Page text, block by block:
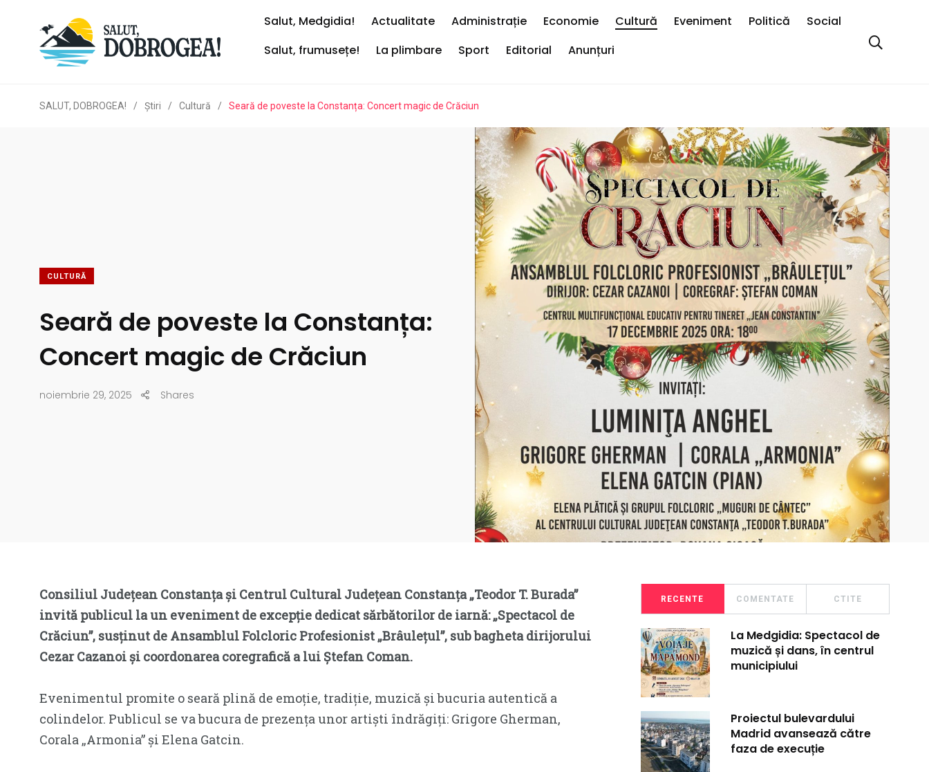
Salut, Medgidia! Actualitate Administrație Economie Cultură Eveniment Politică
Social
Salut, frumusețe!
La plimbare Sport Editorial Anunțuri
SALUT, DOBROGEA! / Ştiri / Cultură / Seară de poveste la Constanța: Concert magic de Crăciun
CULTURĂ
Seară de poveste la Constanța:
Concert magic de Crăciun
noiembrie 29, 2025 Shares
Consiliul Județean Constanța și Centrul Cultural Județean Constanța „Teodor T. Burada”
invită publicul la un eveniment de excepție dedicat sărbătorilor de iarnă: „Spectacol de
Crăciun”, susținut de Ansamblul Folcloric Profesionist „Brâulețul”, sub bagheta dirijorului
Cezar Cazanoi și coordonarea coregrafică a lui Ștefan Coman.
Evenimentul promite o seară plină de emoție, tradiție, muzică și bucuria autentică a
colindelor. Publicul se va bucura de prezența unor artiști îndrăgiți: Grigore Gherman,
Corala „Armonia” și Elena Gatcin.
RECENTE COMENTATE CTITE
La Medgidia: Spectacol de
muzică și dans, în centrul
municipiului
Proiectul bulevardului
Madrid avansează către
faza de execuție